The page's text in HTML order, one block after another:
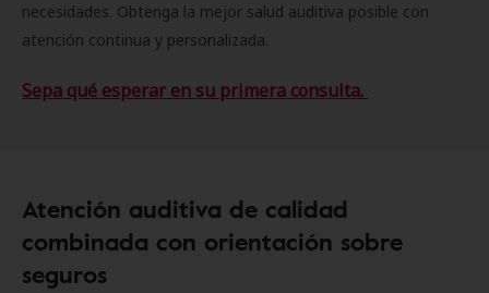
necesidades. Obtenga la mejor salud auditiva posible con
atención continua y personalizada.
Sepa qué esperar en su primera consulta.
Atención auditiva de calidad
combinada con orientación sobre
seguros